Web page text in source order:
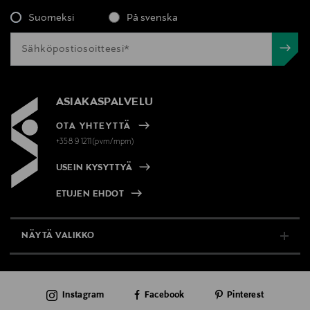
Suomeksi På svenska
ASIAKASPALVELU
OTA YHTEYTTÄ
+358 9 1211(pvm/mpm)
USEIN KYSYTTYÄ
ETUJEN EHDOT
NÄYTÄ VALIKKO
AJANKOHTAISTA
Instagram Facebook Pinterest